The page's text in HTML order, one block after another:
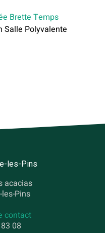
Brette Temps
Salle Polyvalente
les-Pins
acacias
Pins
contact
08